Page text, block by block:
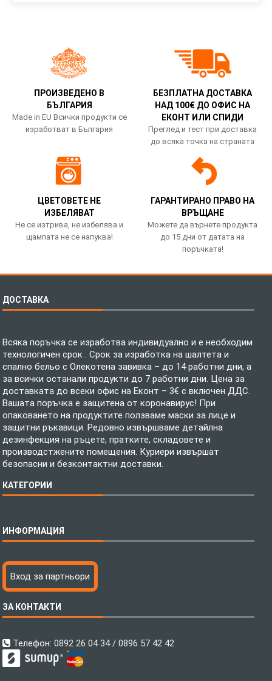
ПРОИЗВЕДЕНО В
БЪЛГАРИЯ
Made in EU Всички продукти се
изработват в България
БЕЗПЛАТНА ДОСТАВКА
НАД 100€ ДО ОФИС НА
ЕКОНТ ИЛИ СПИДИ
Преглед и тест при доставка
до всяка точка на страната
ЦВЕТОВЕТЕ НЕ
ИЗБЕЛЯВАТ
Не се изтрива, не избелява и
щампата не се напуква!
ГАРАНТИРАНО ПРАВО НА
ВРЪЩАНЕ
Можете да върнете продукта
до 15 дни от датата на
поръчката!
ДОСТАВКА
Всяка поръчка се изработва индивидуално и е необходим
технологичен срок . Срок за изработка на шалтета и
спално бельо с Олекотена завивка – до 14 работни дни, а
за всички останали продукти до 7 работни дни. Цена за
доставката до всеки офис на Еконт – 3€ с включен ДДС.
Вашата поръчка е защитена от коронавирус! При
опаковането на продуктите ползваме маски за лице и
защитни ръкавици. Редовно извършваме детайлна
дезинфекция на ръцете, пратките, складовете и
производстжените помещения. Куриери извършат
безопасни и безконтактни доставки.
КАТЕГОРИИ
Бебешки спални комплекти
Тениски с пълноцветен печат
Хавлиени кърпи
Пончо за водни спортове
Микрофибърни Велурени Кърпи
Детски пончота
Тениски
ИНФОРМАЦИЯ
Технология на печатане
Файлове за печат
Как да поръчам?
С какво сме различни?
Контакти
Общи Условия
Вход за партньори
ЗА КОНТАКТИ
Телефон:0892 26 04 34 / 0896 57 42 42